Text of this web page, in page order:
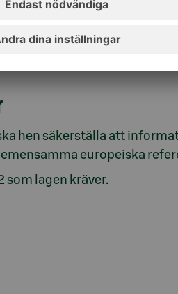
tilläggskrav och
i ett samhälle som blir allt
hen säkerställa att
europeiska
som lagen kräver.